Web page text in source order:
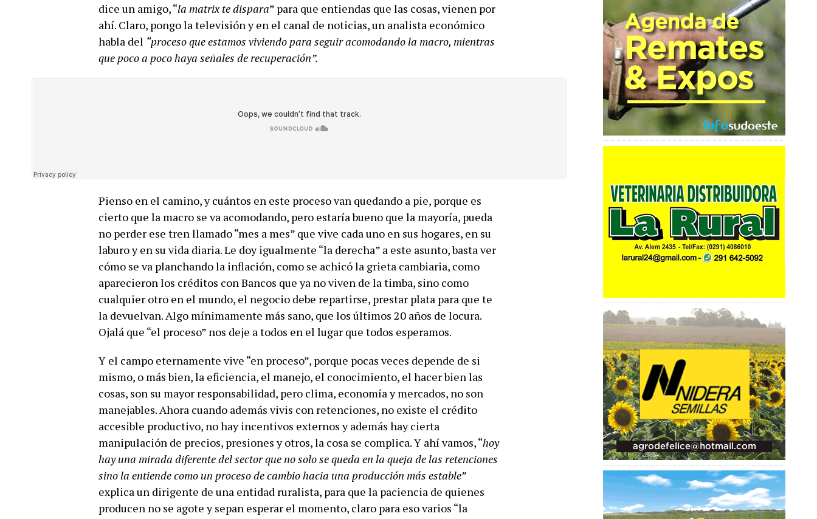
dice un amigo, “la matrix te dispara” para que entiendas que las cosas, vienen por
ahí. Claro, pongo la televisión y en el canal de noticias, un analista económico
habla del “proceso que estamos viviendo para seguir acomodando la macro, mientras
que poco a poco haya señales de recuperación”.
Pienso en el camino, y cuántos en este proceso van quedando a pie, porque es
cierto que la macro se va acomodando, pero estaría bueno que la mayoría, pueda
no perder ese tren llamado “mes a mes” que vive cada uno en sus hogares, en su
laburo y en su vida diaria. Le doy igualmente “la derecha” a este asunto, basta ver
cómo se va planchando la inflación, como se achicó la grieta cambiaria, como
aparecieron los créditos con Bancos que ya no viven de la timba, sino como
cualquier otro en el mundo, el negocio debe repartirse, prestar plata para que te
la devuelvan. Algo mínimamente más sano, que los últimos 20 años de locura.
Ojalá que “el proceso” nos deje a todos en el lugar que todos esperamos.
Y el campo eternamente vive “en proceso”, porque pocas veces depende de si
mismo, o más bien, la eficiencia, el manejo, el conocimiento, el hacer bien las
cosas, son su mayor responsabilidad, pero clima, economía y mercados, no son
manejables. Ahora cuando además vivis con retenciones, no existe el crédito
accesible productivo, no hay incentivos externos y además hay cierta
manipulación de precios, presiones y otros, la cosa se complica. Y ahí vamos, “hoy
hay una mirada diferente del sector que no solo se queda en la queja de las retenciones
sino la entiende como un proceso de cambio hacia una producción más estable”
explica un dirigente de una entidad ruralista, para que la paciencia de quienes
producen no se agote y sepan esperar el momento, claro para eso varios “la